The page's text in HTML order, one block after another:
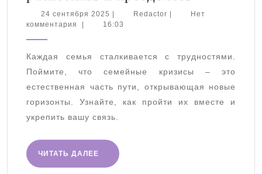
кризисы
и
24 сентября 2025 24
сентября
| Redactor Redactor
|
Нет
комментария
| 16:03
Каждая семья сталкивается с трудностями.
Поймите, что семейные кризисы – это
естественная часть пути, открывающая новые
горизонты. Узнайте, как пройти их вместе и
укрепить вашу связь.
ЧИТАТЬ ДАЛЕЕ
ЧИТАТЬ
ДАЛЕЕ